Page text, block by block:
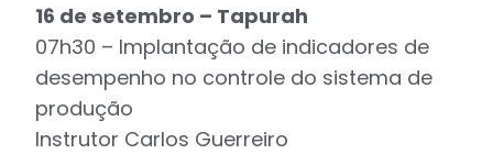
16 de setembro – Tapurah
07h30 – Implantação de indicadores de
desempenho no controle do sistema de
produção
Instrutor Carlos Guerreiro